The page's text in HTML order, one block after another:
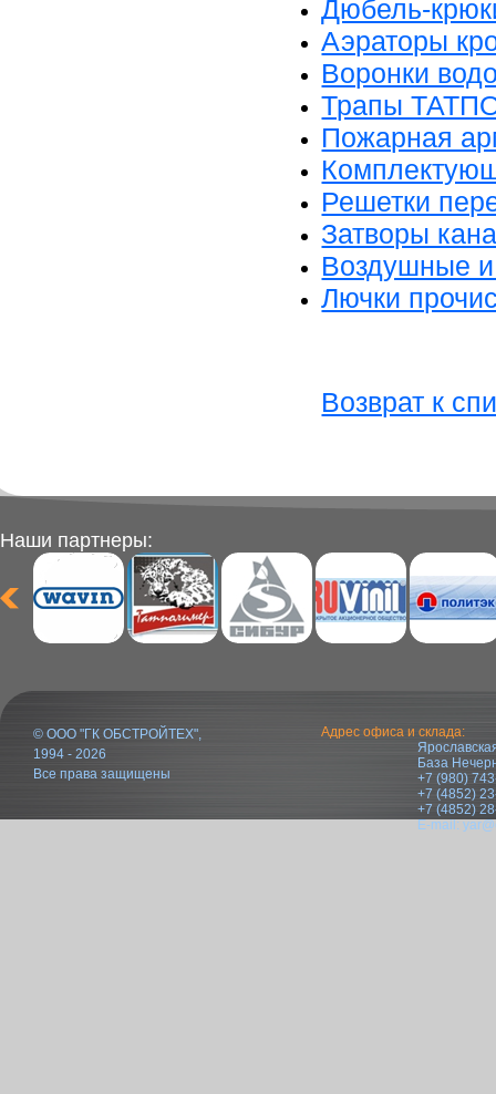
Дюбель-
Аэраторы
Воронки
Трапы
Пожарная
Решетки
Затворы
Воздушные
Лючки
Возврат к
Наши партнеры:
© ООО "ГК ОБСТРОЙТЕХ",
1994 - 2026
Все права защищены
Адрес офиса и склада:
База
+7 (980)
+7 (4852)
+7 (4852)
E-mail: